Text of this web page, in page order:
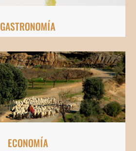
GASTRONOMÍA
ECONOMÍA